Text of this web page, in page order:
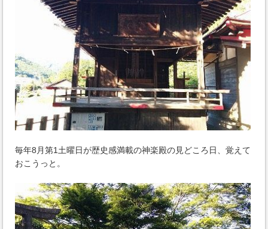
毎年8月第1土曜日が歴史感満載の神楽殿の見どころ日、覚えて
おこうっと。